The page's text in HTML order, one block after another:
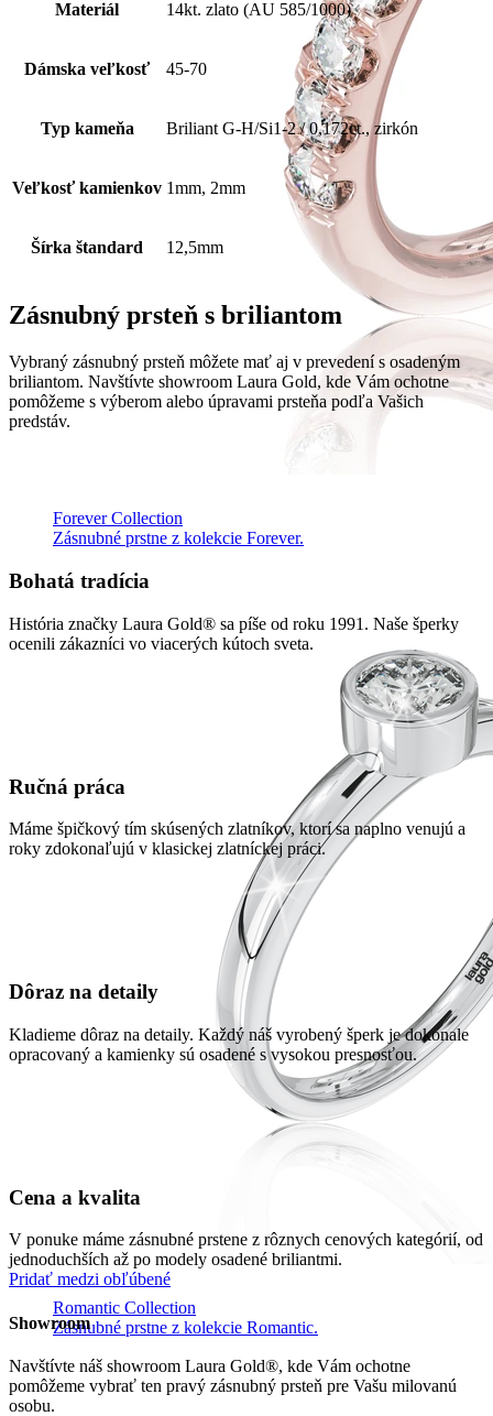
Forever Collection
Zásnubné prstne z kolekcie Forever.
Romantic Collection
Zásnubné prstne z kolekcie Romantic.
Materiál 14kt. zlato (AU 585/1000)
Dámska veľkosť 45-70
Typ kameňa Briliant G-H/Si1-2 / 0,172ct., zirkón
Veľkosť kamienkov 1mm, 2mm
Šírka štandard 12,5mm
Zásnubný prsteň s briliantom
Vybraný zásnubný prsteň môžete mať aj v prevedení s osadeným
briliantom. Navštívte showroom Laura Gold, kde Vám ochotne
pomôžeme s výberom alebo úpravami prsteňa podľa Vašich
predstáv.
Bohatá tradícia
História značky Laura Gold® sa píše od roku 1991. Naše šperky
ocenili zákazníci vo viacerých kútoch sveta.
Ručná práca
Máme špičkový tím skúsených zlatníkov, ktorí sa naplno venujú a
roky zdokonaľujú v klasickej zlatníckej práci.
Dôraz na detaily
Kladieme dôraz na detaily. Každý náš vyrobený šperk je dokonale
opracovaný a kamienky sú osadené s vysokou presnosťou.
Cena a kvalita
V ponuke máme zásnubné prstene z rôznych cenových kategórií, od
jednoduchších až po modely osadené briliantmi.
Pridať medzi obľúbené
Showroom
Navštívte náš showroom Laura Gold®, kde Vám ochotne
pomôžeme vybrať ten pravý zásnubný prsteň pre Vašu milovanú
osobu.